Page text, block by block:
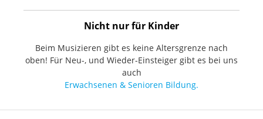
Nicht nur für Kinder
Beim Musizieren gibt es keine Altersgrenze nach
oben! Für Neu-, und Wieder-Einsteiger gibt es bei uns
auch
Erwachsenen & Senioren Bildung.